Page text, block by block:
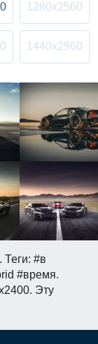
#в
#время.
Эту
1280x2560
1440x2960